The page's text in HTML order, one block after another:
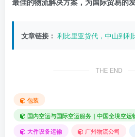
文章链接： 利比里亚货代，中山到利
THE END
包装
国内空运与国际空运服务｜中国全境空
大件设备运输
广州物流公司